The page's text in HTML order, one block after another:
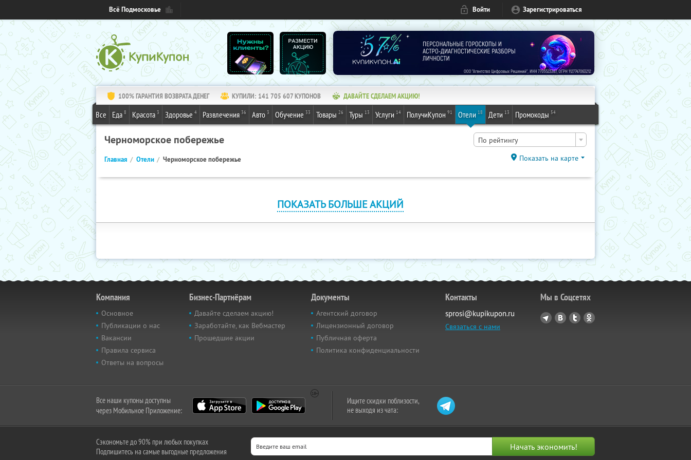
Всё Подмосковье Войти Зарегистрироваться
100% ГАРАНТИЯ ВОЗВРАТА ДЕНЕГ КУПИЛИ: 141 705 607КУПОНОВ ДАВАЙТЕ СДЕЛАЕМ АКЦИЮ!
Все Еда 8 Красота 3 Здоровье 4 Развлечения 36 Авто 3 Обучение 33 Товары 26 Туры 13 Услуги 14 ПолучиКупон 91 Отели 18 Дети 13 Промокоды 54
Черноморское побережье По рейтингу
Главная Отели Черноморское побережье Показать на карте
ПОКАЗАТЬ БОЛЬШЕ АКЦИЙ
Компания
Основное
Публикации о нас
Вакансии
Правила сервиса
Ответы на вопросы
Бизнес-Партнёрам
Давайте сделаем акцию!
Заработайте, как Вебмастер
Прошедшие акции
Документы
Агентский договор
Лицензионный договор
Публичная оферта
Политика конфиденциальности
Контакты
sprosi@kupikupon.ru
Связаться с нами
Мы в Соцсетях
Все наши купоны доступны
через Мобильное Приложение:
Ищите скидки поблизости,
не выходя из чата:
Сэкономьте до 90% при любых покупках
Подпишитесь на самые выгодные предложения